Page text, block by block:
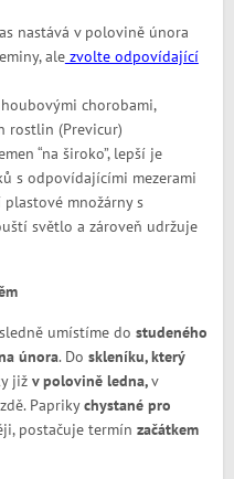
nastává v polovině února
alezvolte odpovídající
chorobami,
rostlin (Previcur)
“na široko”, lepší je
s odpovídajícími mezerami
množárny s
světlo a zároveň udržuje
umístíme do studeného
února. Do skleníku, který
již v polovině ledna,v
Paprikychystané pro
postačuje termín začátkem